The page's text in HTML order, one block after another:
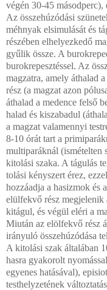
végén 30-45 másodperc),
Az összehúzódási
méhnyak elsimulását és
részében elhelyezkedő
gyűlik össze. A
burokrepesztéssel. Az
magzatra, amely áthalad
rész (a magzat azon
áthalad a medence felső
halad és kiszabadul
a magzat valamennyi
8-10 órát tart a
multiparáknál (ismételten
kitolási szaka. A tágulás
tolási kényszert érez,
hozzáadja a hasizmok és
elülfekvő rész megjelenik
kitágul, és végül eléri a
Miután az elölfekvő rész
irányuló összehúzódása
A kitolási szak általában
hasra gyakorolt
egyenes hatásával),
testhelyzetének